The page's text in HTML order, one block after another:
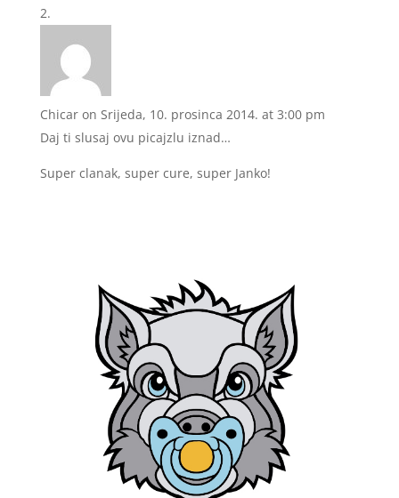
Chicar on Srijeda, 10. prosinca 2014. at 3:00 pm
Daj ti slusaj ovu picajzlu iznad…
Super clanak, super cure, super Janko!